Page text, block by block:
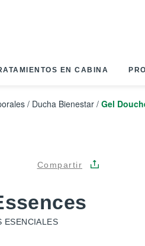
EN CABINA
/ Ducha Bienestar / Gel
Compartir
ESENCIALES